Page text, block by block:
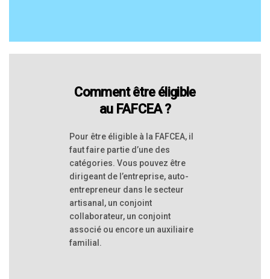
Comment être éligible
au FAFCEA ?
Pour être éligible à la FAFCEA, il
faut faire partie d’une des
catégories. Vous pouvez être
dirigeant de l’entreprise, auto-
entrepreneur dans le secteur
artisanal, un conjoint
collaborateur, un conjoint
associé ou encore un auxiliaire
familial.